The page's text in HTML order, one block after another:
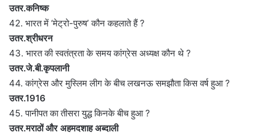
उतर.कनिष्क
42. भारत में ‘मेट्रो-पुरुष’ कौन कहलाते हैं ?
उतर.श्रीधरन
43. भारत की स्वतंत्रता के समय कांग्रेस अध्यक्ष कौन थे ?
उतर.जे.बी.कृपलानी
44. कांग्रेस और मुस्लिम लीग के बीच लखनऊ समझौता किस वर्ष हुआ ?
उतर.1916
45. पानीपत का तीसरा युद्ध किनके बीच हुआ ?
उतर.मराठों और अहमदशाह अब्दाली